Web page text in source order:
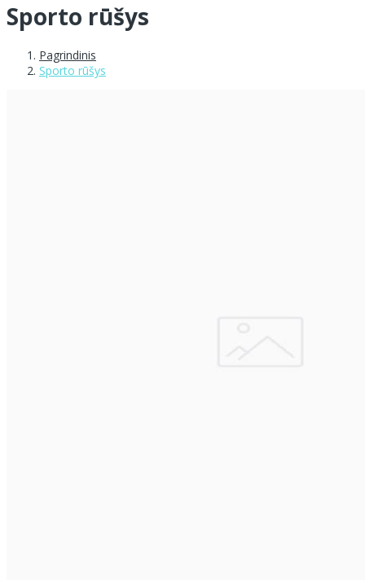
Sporto rūšys
Pagrindinis
Sporto rūšys